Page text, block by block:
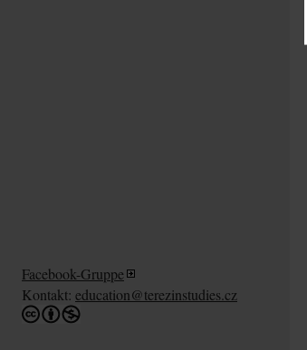
Facebook-Gruppe
Kontakt: education@terezinstudies.cz